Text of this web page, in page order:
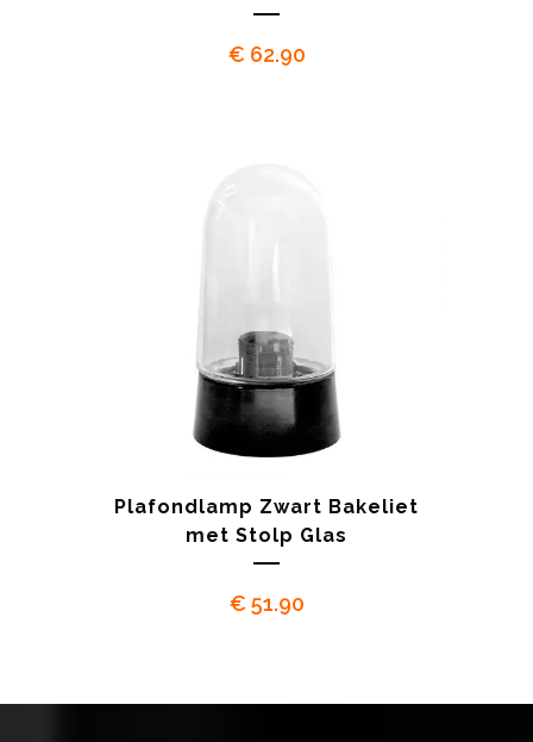
€ 62.90
Plafondlamp Zwart Bakeliet
met Stolp Glas
€ 51.90